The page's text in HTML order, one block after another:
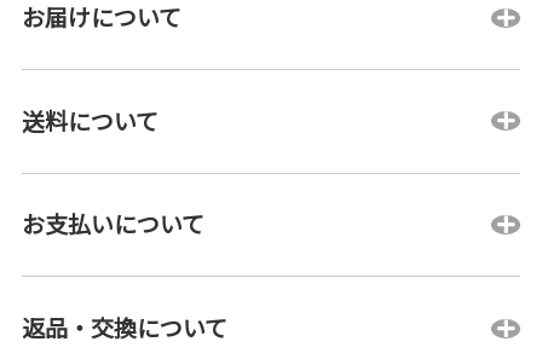
お届けについて
送料について
お支払いについて
返品・交換について